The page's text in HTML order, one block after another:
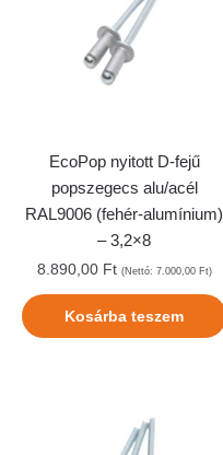
EcoPop nyitott D-fejű
popszegecs alu/acél
RAL9006 (fehér-alumínium)
– 3,2×8
8.890,00 Ft (Nettó: 7.000,00 Ft)
Kosárba teszem